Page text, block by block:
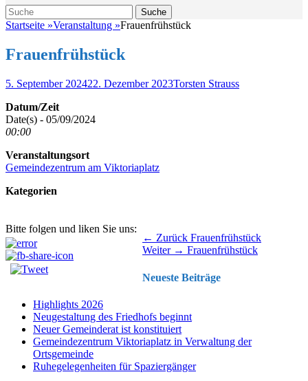
Suche
Suche
nach:
Startseite »Veranstaltung »Frauenfrühstück
Frauenfrühstück
Veröffentlicht
5. September 202422. Dezember 2023Autor
Torsten Strauss
Datum/Zeit
Date(s) - 05/09/2024
00:00
Veranstaltungsort
Gemeindezentrum am Viktoriaplatz
Kategorien
Bitte folgen und liken Sie uns:
Beitragsnavigation ← Zurück Vorhergehender
Beitrag:
Frauenfrühstück
Weiter → Nächster
Frauenfrühstück
Neueste Beiträge
Highlights 2026
Neugestaltung des Friedhofs beginnt
Neuer Gemeinderat ist konstituiert
Gemeindezentrum Viktoriaplatz in Verwaltung der
Ortsgemeinde
Ruhegelegenheiten für Spaziergänger